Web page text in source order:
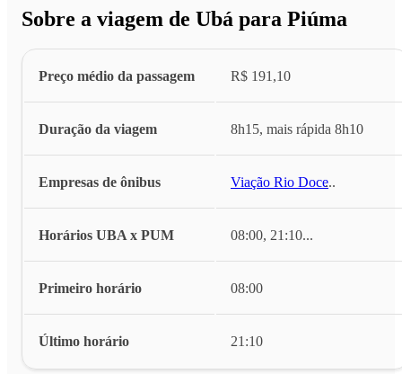
Sobre a viagem de Ubá para Piúma
Preço médio da passagem R$ 191,10
Duração da viagem 8h15, mais rápida 8h10
Empresas de ônibus Viação Rio Doce...
Horários UBA x PUM 08:00, 21:10...
Primeiro horário 08:00
Último horário 21:10